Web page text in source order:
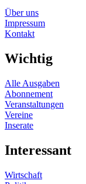
Über uns
Impressum
Kontakt
Wichtig
Alle Ausgaben
Abonnement
Veranstaltungen
Vereine
Inserate
Interessant
Wirtschaft